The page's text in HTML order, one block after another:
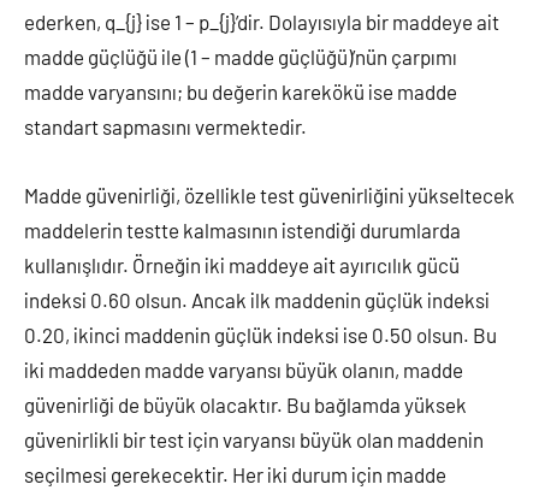
ederken, q_{j} ise 1 – p_{j}’dir. Dolayısıyla bir maddeye ait
madde güçlüğü ile (1 – madde güçlüğü)’nün çarpımı
madde varyansını; bu değerin karekökü ise madde
standart sapmasını vermektedir.
Madde güvenirliği, özellikle test güvenirliğini yükseltecek
maddelerin testte kalmasının istendiği durumlarda
kullanışlıdır. Örneğin iki maddeye ait ayırıcılık gücü
indeksi 0.60 olsun. Ancak ilk maddenin güçlük indeksi
0.20, ikinci maddenin güçlük indeksi ise 0.50 olsun. Bu
iki maddeden madde varyansı büyük olanın, madde
güvenirliği de büyük olacaktır. Bu bağlamda yüksek
güvenirlikli bir test için varyansı büyük olan maddenin
seçilmesi gerekecektir. Her iki durum için madde